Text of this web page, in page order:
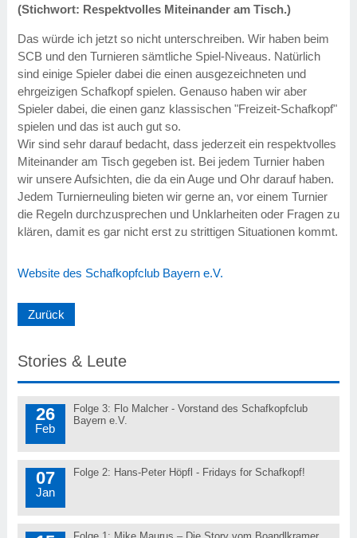
(Stichwort: Respektvolles Miteinander am Tisch.)
Das würde ich jetzt so nicht unterschreiben. Wir haben beim
SCB und den Turnieren sämtliche Spiel-Niveaus. Natürlich
sind einige Spieler dabei die einen ausgezeichneten und
ehrgeizigen Schafkopf spielen. Genauso haben wir aber
Spieler dabei, die einen ganz klassischen "Freizeit-Schafkopf"
spielen und das ist auch gut so.
Wir sind sehr darauf bedacht, dass jederzeit ein respektvolles
Miteinander am Tisch gegeben ist. Bei jedem Turnier haben
wir unsere Aufsichten, die da ein Auge und Ohr darauf haben.
Jedem Turnierneuling bieten wir gerne an, vor einem Turnier
die Regeln durchzusprechen und Unklarheiten oder Fragen zu
klären, damit es gar nicht erst zu strittigen Situationen kommt.
Website des Schafkopfclub Bayern e.V.
Zurück
Stories & Leute
26
Feb
Folge 3: Flo Malcher - Vorstand des Schafkopfclub
Bayern e.V.
07
Jan
Folge 2: Hans-Peter Höpfl - Fridays for Schafkopf!